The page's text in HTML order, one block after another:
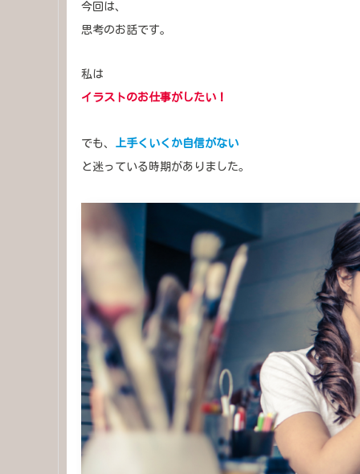
今回は、
思考のお話です。
私は
イラストのお仕事がしたい！
でも、 上手くいくか自信がない
と迷っている時期がありました。